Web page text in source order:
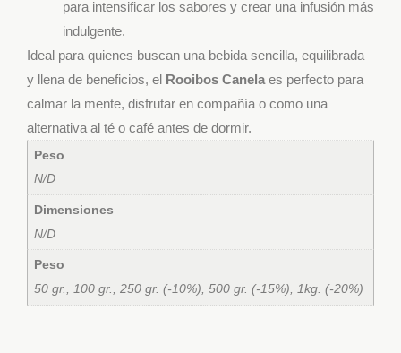
para intensificar los sabores y crear una infusión más
indulgente.
Ideal para quienes buscan una bebida sencilla, equilibrada
y llena de beneficios, el Rooibos Canela es perfecto para
calmar la mente, disfrutar en compañía o como una
alternativa al té o café antes de dormir.
Peso
N/D
Dimensiones
N/D
Peso
50 gr., 100 gr., 250 gr. (-10%), 500 gr. (-15%), 1kg. (-20%)